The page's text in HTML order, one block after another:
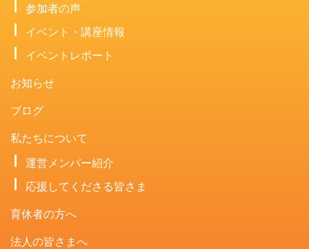
参加者の声
イベント・講座情報
イベントレポート
お知らせ
ブログ
私たちについて
運営メンバー紹介
応援してくださる皆さま
育休者の方へ
法人の皆さまへ